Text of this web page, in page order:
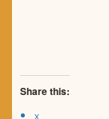
Share this:
X